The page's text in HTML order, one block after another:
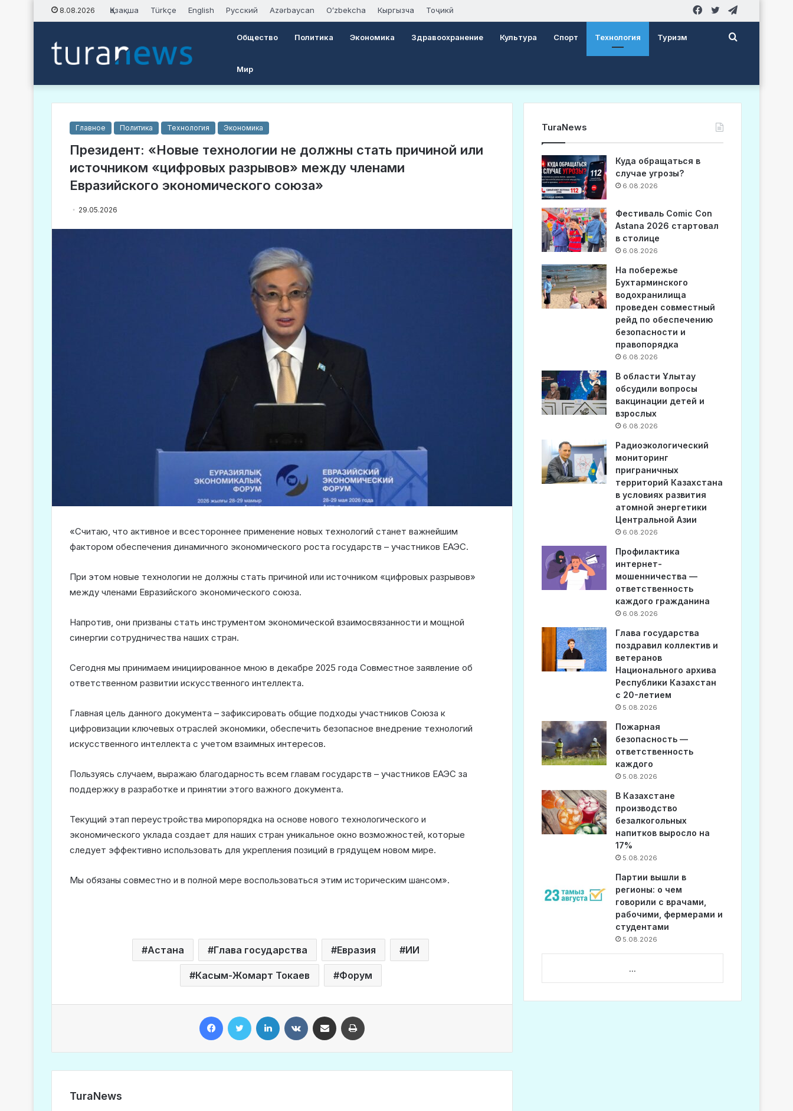
8.08.2026 Қазақша Türkçe English Русский Azərbaycan Oʻzbekcha Кыргызча Тоҷикӣ Twitter
Facebook
Общество Политика Экономика Здравоохранение Культура Спорт Технология Туризм
Мир
Search
Главное Политика Технология Экономика
Президент: «Новые технологии не должны стать причиной или
источником «цифровых разрывов» между членами
Евразийского экономического союза»
29.05.2026
«Считаю, что активное и всестороннее применение новых технологий станет важнейшим
фактором обеспечения динамичного экономического роста государств – участников ЕАЭС.
При этом новые технологии не должны стать причиной или источником «цифровых разрывов»
между членами Евразийского экономического союза.
Напротив, они призваны стать инструментом экономической взаимосвязанности и мощной
синергии сотрудничества наших стран.
Сегодня мы принимаем инициированное мною в декабре 2025 года Совместное заявление об
ответственном развитии искусственного интеллекта.
Главная цель данного документа – зафиксировать общие подходы участников Союза к
цифровизации ключевых отраслей экономики, обеспечить безопасное внедрение технологий
искусственного интеллекта с учетом взаимных интересов.
Пользуясь случаем, выражаю благодарность всем главам государств – участников ЕАЭС за
поддержку в разработке и принятии этого важного документа.
Текущий этап переустройства миропорядка на основе нового технологического и
экономического уклада создает для наших стран уникальное окно возможностей, которые
следует эффективно использовать для укрепления позиций в грядущем новом мире.
Мы обязаны совместно и в полной мере воспользоваться этим историческим шансом».
Астана Глава государства Евразия ИИ
Касым-Жомарт Токаев Форум
TuraNews
TuraNews
Куда обращаться в
случае угрозы?
6.08.2026
Фестиваль Comic Con
Astana 2026 стартовал
в столице
6.08.2026
На побережье
Бухтарминского
водохранилища
проведен совместный
рейд по обеспечению
безопасности и
правопорядка
6.08.2026
В области Ұлытау
обсудили вопросы
вакцинации детей и
взрослых
6.08.2026
Радиоэкологический
мониторинг
приграничных
территорий Казахстана
в условиях развития
атомной энергетики
Центральной Азии
6.08.2026
Профилактика
интернет-
мошенничества —
ответственность
каждого гражданина
6.08.2026
Глава государства
поздравил коллектив и
ветеранов
Национального архива
Республики Казахстан
с 20-летием
5.08.2026
Пожарная
безопасность —
ответственность
каждого
5.08.2026
В Казахстане
производство
безалкогольных
напитков выросло на
17%
5.08.2026
Партии вышли в
регионы: о чем
говорили с врачами,
рабочими, фермерами и
студентами
5.08.2026
...